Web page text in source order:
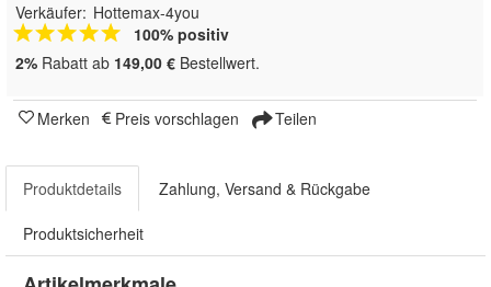
Verkäufer: Hottemax-4you
100% positiv
2% Rabatt ab 149,00 € Bestellwert.
Merken Preis vorschlagen Teilen
Produktdetails Zahlung, Versand & Rückgabe
Produktsicherheit